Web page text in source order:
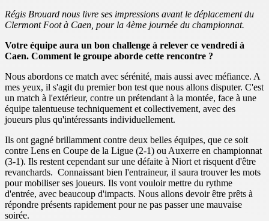
Régis Brouard nous livre ses impressions avant le déplacement du
Clermont Foot à Caen, pour la 4ème journée du championnat.
Votre équipe aura un bon challenge à relever ce vendredi à
Caen. Comment le groupe aborde cette rencontre ?
Nous abordons ce match avec sérénité, mais aussi avec méfiance. A
mes yeux, il s'agit du premier bon test que nous allons disputer. C'est
un match à l'extérieur, contre un prétendant à la montée, face à une
équipe talentueuse techniquement et collectivement, avec des
joueurs plus qu'intéressants individuellement.
Ils ont gagné brillamment contre deux belles équipes, que ce soit
contre Lens en Coupe de la Ligue (2-1) ou Auxerre en championnat
(3-1). Ils restent cependant sur une défaite à Niort et risquent d'être
revanchards. Connaissant bien l'entraineur, il saura trouver les mots
pour mobiliser ses joueurs. Ils vont vouloir mettre du rythme
d'entrée, avec beaucoup d'impacts. Nous allons devoir être prêts à
répondre présents rapidement pour ne pas passer une mauvaise
soirée.